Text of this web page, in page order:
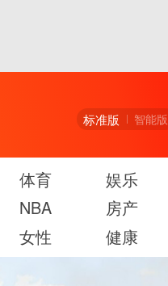
标准版 智能版
体育 娱乐
NBA 房产
女性 健康